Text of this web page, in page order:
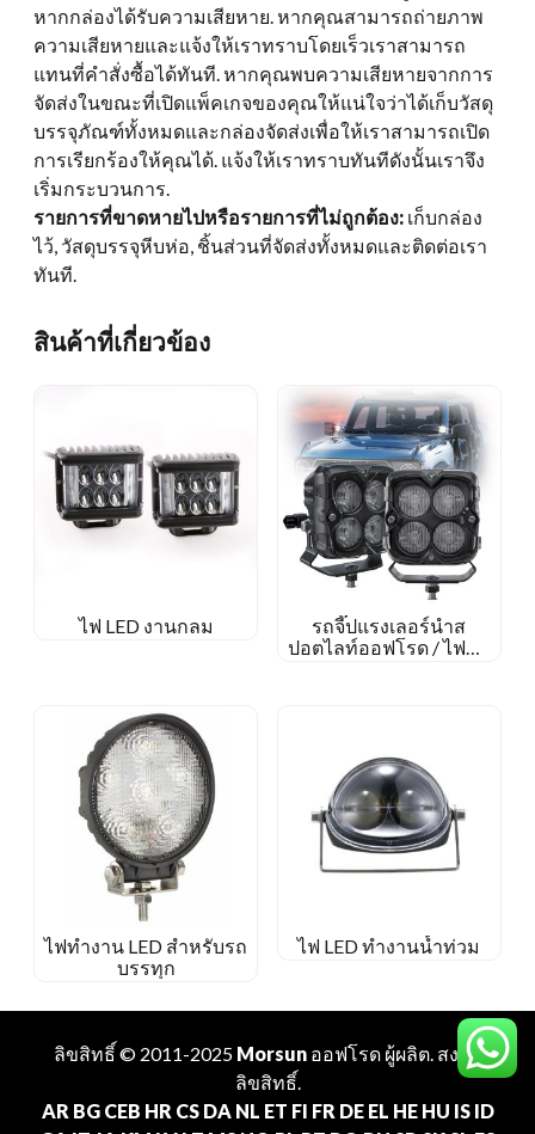
หากกล่องได้รับความเสียหาย. หากคุณสามารถถ่ายภาพ
ความเสียหายและแจ้งให้เราทราบโดยเร็วเราสามารถ
แทนที่คำสั่งซื้อได้ทันที. หากคุณพบความเสียหายจากการ
จัดส่งในขณะที่เปิดแพ็คเกจของคุณให้แน่ใจว่าได้เก็บวัสดุ
บรรจุภัณฑ์ทั้งหมดและกล่องจัดส่งเพื่อให้เราสามารถเปิด
การเรียกร้องให้คุณได้. แจ้งให้เราทราบทันทีดังนั้นเราจึง
เริ่มกระบวนการ.
รายการที่ขาดหายไปหรือรายการที่ไม่ถูกต้อง: เก็บกล่อง
ไว้, วัสดุบรรจุหีบห่อ, ชิ้นส่วนที่จัดส่งทั้งหมดและติดต่อเรา
ทันที.
สินค้าที่เกี่ยวข้อง
ไฟ LED งานกลม
รถจี๊ปแรงเลอร์นำส
ปอตไลท์ออฟโรด / ไฟน้ำ
ไฟทำงาน LED สำหรับรถ
บรรทุก
ไฟ LED ทำงานน้ำท่วม
ลิขสิทธิ์ © 2011-2025 Morsunออฟโรด ผู้ผลิต. สงวน
ลิขสิทธิ์.
AR BG CEB HR CS DA NL ET FI FR DE EL HE HU IS ID